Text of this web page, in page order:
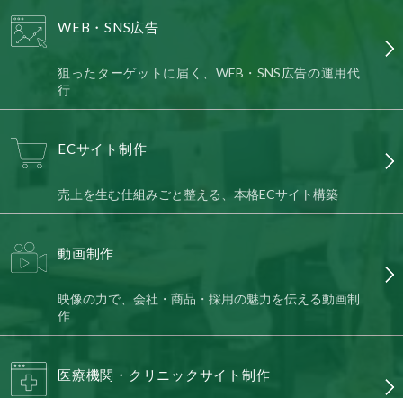
WEB・SNS広告
狙ったターゲットに届く、WEB・SNS広告の運用代
行
ECサイト制作
売上を生む仕組みごと整える、本格ECサイト構築
動画制作
映像の力で、会社・商品・採用の魅力を伝える動画制
作
医療機関・クリニックサイト制作